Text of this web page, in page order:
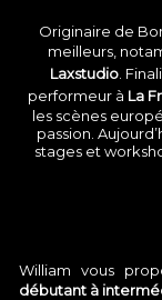
Originaire de
meilleurs,
Laxstudio.
performeur à La
les scènes
passion.
stages et
William vous
débutant à